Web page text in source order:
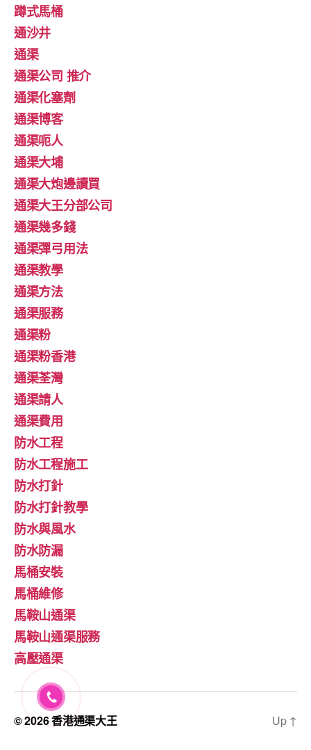
蹲式馬桶
通沙井
通渠
通渠公司 推介
通渠化塞劑
通渠博客
通渠呃人
通渠大埔
通渠大炮邊讀買
通渠大王分部公司
通渠幾多錢
通渠彈弓用法
通渠教學
通渠方法
通渠服務
通渠粉
通渠粉香港
通渠荃灣
通渠請人
通渠費用
防水工程
防水工程施工
防水打針
防水打針教學
防水與風水
防水防漏
馬桶安裝
馬桶維修
馬鞍山通渠
馬鞍山通渠服務
高壓通渠
© 2026香港通渠大王 Up ↑